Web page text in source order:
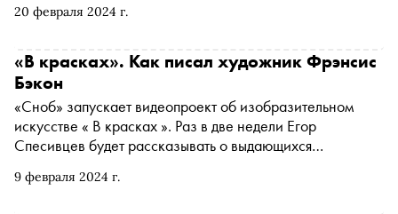
20 февраля 2024 г.
9 февраля 2024 г.
«В красках». Как писал художник Фрэнсис
Бэкон
«Сноб» запускает видеопроект об изобразительном
искусстве « В красках ». Раз в две недели Егор
Спесивцев будет рассказывать о выдающихся
Бэкона